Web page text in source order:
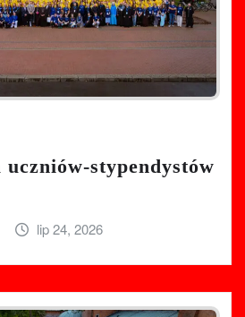
stypendystów
lip 24, 2026